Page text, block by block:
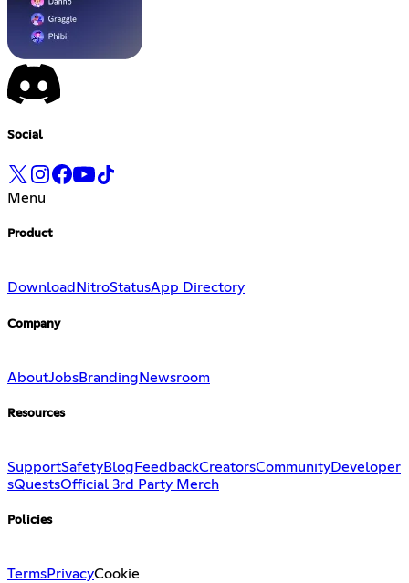
Social
Menu
Product
Download NitroStatusApp Directory
Company
AboutJobsBranding Newsroom
Resources
SupportSafetyBlog FeedbackCreatorsCommunityDeveloper
sQuestsOfficial 3rd Party Merch
Policies
TermsPrivacyCookie